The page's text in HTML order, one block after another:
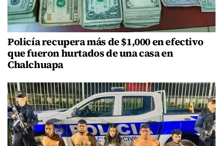
Policía recupera más de $1,000 en efectivo
que fueron hurtados de una casa en
Chalchuapa